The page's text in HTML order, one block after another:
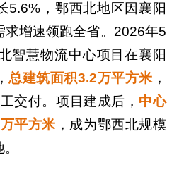
5.6%，鄂西北地区因襄阳
求增速领跑全省。2026年5
智慧物流中心项目在襄阳
总建筑面积3.2万平方米，
交付。项目建成后， 中心
平方米，成为鄂西北规模